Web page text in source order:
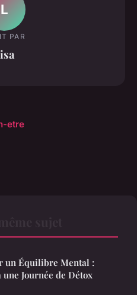
L
PAR
etre
un Équilibre Mental :
Journée de Détox